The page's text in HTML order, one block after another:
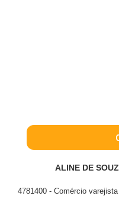
ALINE DE
4781400 - Comércio